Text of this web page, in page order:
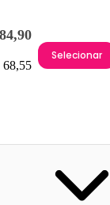
68,55
Selecionar